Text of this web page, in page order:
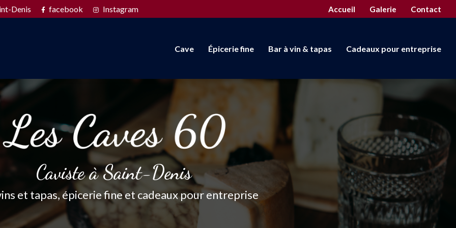
Denis facebook Instagram Accueil Galerie Contact
Cave Épicerie fine Bar à vin & tapas Cadeaux pour entreprise
Caviste à Saint-Denis
et tapas, épicerie fine et cadeaux pour entreprise